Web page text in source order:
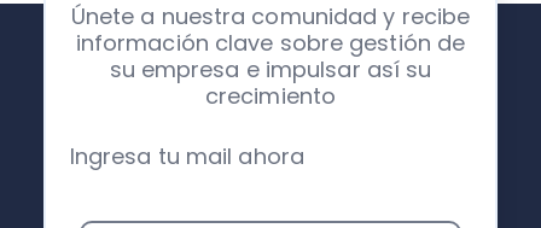
Únete a nuestra comunidad y recibe
información clave sobre gestión de
su empresa e impulsar así su
crecimiento
Ingresa tu mail ahora